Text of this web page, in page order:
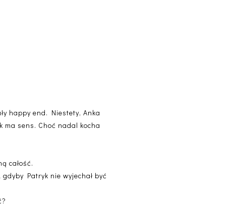
happy end. Niestety, Anka
ma sens. Choć nadal kocha
całość.
Patryk nie wyjechał być